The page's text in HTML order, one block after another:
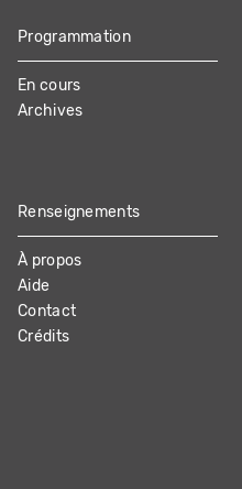
Programmation
En cours
Archives
Renseignements
À propos
Aide
Contact
Crédits